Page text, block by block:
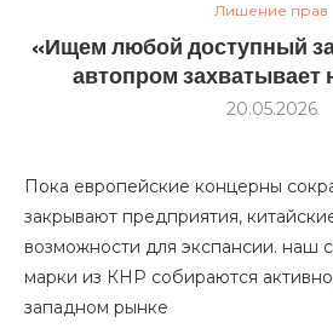
Лишение прав
«Ищем любой доступный
автопром
20.05.2026
Пока европейские концерны
закрывают предприятия,
возможности для экспансии. наш
марки из КНР собираются активно
западном рынке